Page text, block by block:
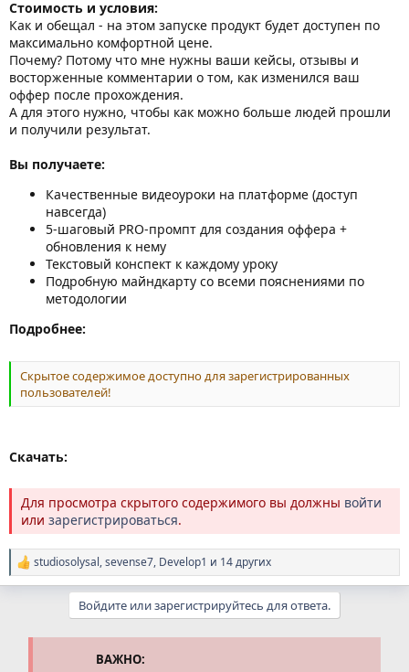
Стоимость и условия:
Как и обещал - на этом запуске продукт будет доступен по
максимально комфортной цене.
Почему? Потому что мне нужны ваши кейсы, отзывы и
восторженные комментарии о том, как изменился ваш
оффер после прохождения.
А для этого нужно, чтобы как можно больше людей прошли
и получили результат.
Вы получаете:
Качественные видеоуроки на платформе (доступ
навсегда)
5-шаговый PRO-промпт для создания оффера +
обновления к нему
Текстовый конспект к каждому уроку
Подробную майндкарту со всеми пояснениями по
методологии
Подробнее:
Скрытое содержимое доступно для зарегистрированных
пользователей!
Скачать:
Для просмотра скрытого содержимого вы должны войти
или зарегистрироваться.
Р
е
studiosolysal,sevense7, Develop1 и 14 других
Войдите или зарегистрируйтесь для ответа.
ВАЖНО: